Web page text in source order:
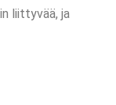
liittyvää, ja